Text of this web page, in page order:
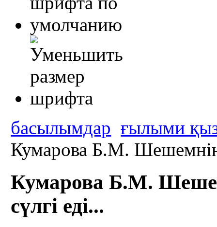
басылымдар ғылыми
Кумарова Б.М. Шешемнің
Кумарова Б.М.
сүлгі еді...